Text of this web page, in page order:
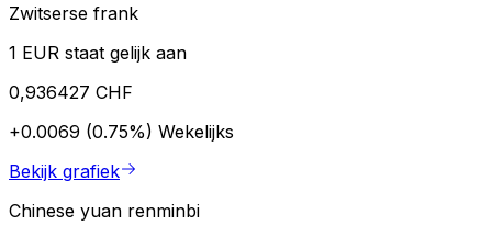
Zwitserse frank
1 EUR staat gelijk aan
0,936427 CHF
+0.0069 (0.75%) Wekelijks
Bekijk grafiek
Chinese yuan renminbi